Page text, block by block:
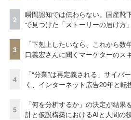
2
瞬間認知では伝わらない。国産靴
で見つけた「ストーリーの届け方」
3
「下剋上したいなら、これから数
口義宏さんに聞くマーケターのス
4
「“分業”は再定義される」サイバ
く、インターネット広告20年と転
5
「何を分析するか」の決定が結果
計と仮説構築におけるAIと人間の